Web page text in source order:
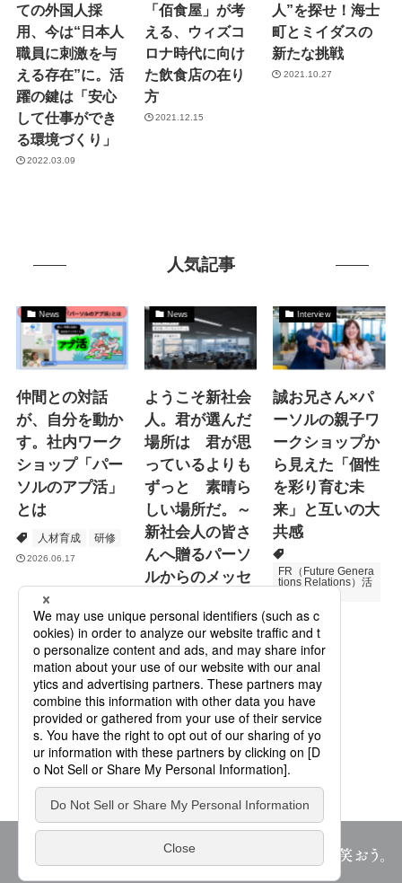
ての外国人採
用、今は“日本人
職員に刺激を与
える存在”に。活
躍の鍵は「安心
して仕事ができ
る環境づくり」
2022.03.09
「佰食屋」が考
える、ウィズコ
ロナ時代に向け
た飲食店の在り
方
2021.12.15
人”を探せ！海士
町とミイダスの
新たな挑戦
2021.10.27
人気記事
News
仲間との対話
が、自分を動か
す。社内ワーク
ショップ「パー
ソルのアプ活」
とは
人材育成 研修
2026.06.17
News
ようこそ新社会
人。君が選んだ
場所は 君が思
っているよりも
ずっと 素晴ら
しい場所だ。～
新社会人の皆さ
んへ贈るパーソ
ルからのメッセ
Specialized Servic
es
プロモーション
Interview
誠お兄さん×パ
ーソルの親子ワ
ークショップか
ら見えた「個性
を彩り育む未
来」と互いの大
共感
FR（Future Genera
tions Relations）活
次世代育成
2026.06.16